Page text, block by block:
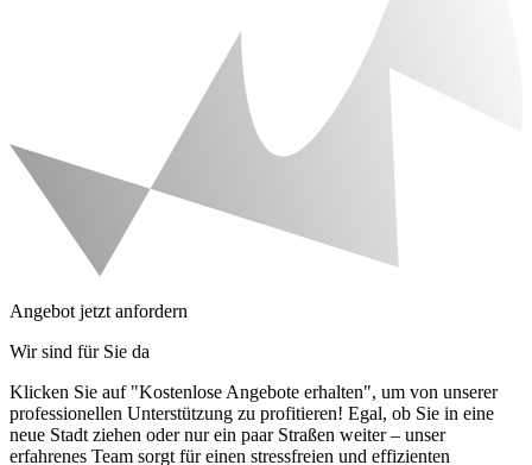
Angebot jetzt anfordern
Wir sind für Sie da
Klicken Sie auf "Kostenlose Angebote erhalten", um von unserer
professionellen Unterstützung zu profitieren! Egal, ob Sie in eine
neue Stadt ziehen oder nur ein paar Straßen weiter – unser
erfahrenes Team sorgt für einen stressfreien und effizienten